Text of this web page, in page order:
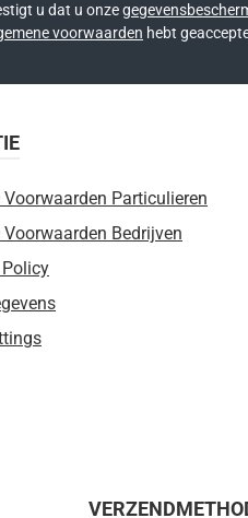
u dat u onze
voorwaarden hebt
Voorwaarden Particulieren
Bedrijven